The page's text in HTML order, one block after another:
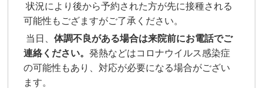
状況により後から予約された方が先に接種される
可能性もござますがご了承ください。
当日、体調不良がある場合は来院前にお電話でご
連絡ください。発熱などはコロナウイルス感染症
の可能性もあり、対応が必要になる場合がござい
ます。